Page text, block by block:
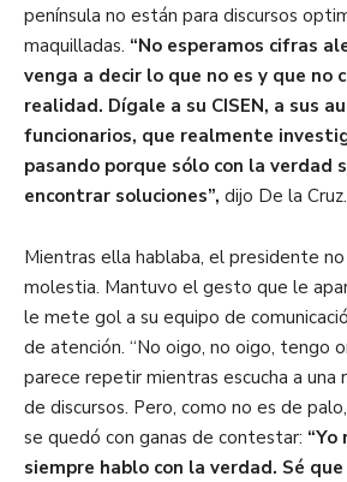
península no están para discursos
maquilladas. “No esperamos cifras
venga a decir lo que no es y que no
realidad. Dígale a su CISEN, a sus
funcionarios, que realmente
pasando porque sólo con la verdad
encontrar soluciones”, dijo De la Cruz.
Mientras ella hablaba, el presidente
molestia. Mantuvo el gesto que le
le mete gol a su equipo de
de atención. “No oigo, no oigo, tengo
parece repetir mientras escucha a una
de discursos. Pero, como no es de
se quedó con ganas de contestar:
siempre hablo con la verdad. Sé